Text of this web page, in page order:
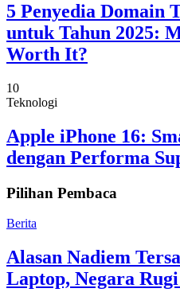
5 Penyedia Domain
untuk Tahun 2025:
Worth It?
10
Teknologi
Apple iPhone 16:
dengan Performa
Pilihan Pembaca
Berita
Alasan Nadiem
Laptop, Negara